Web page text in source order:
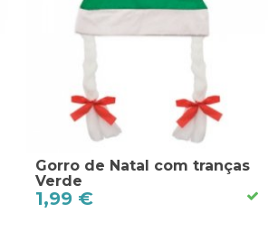
Gorro de Natal com tranças
Verde
1,99 €